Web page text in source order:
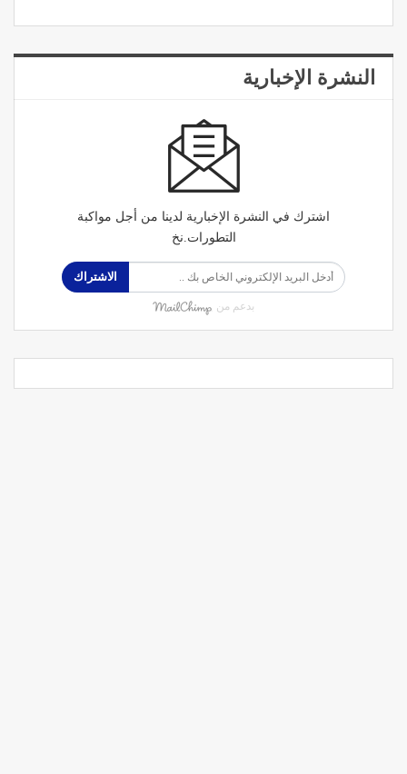
النشرة الإخبارية
اشترك في النشرة الإخبارية لدينا من أجل مواكبة
التطورات.نخ
الاشتراك
بدعم من